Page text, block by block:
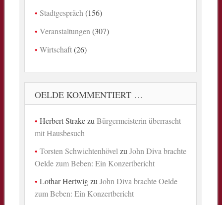
Stadtgespräch (156)
Veranstaltungen (307)
Wirtschaft(26)
OELDE KOMMENTIERT …
Herbert StrakezuBürgermeisterin überrascht
mit Hausbesuch
Torsten Schwichtenhövel zuJohn Diva brachte
Oelde zum Beben: Ein Konzertbericht
Lothar HertwigzuJohn Diva brachte Oelde
zum Beben: Ein Konzertbericht